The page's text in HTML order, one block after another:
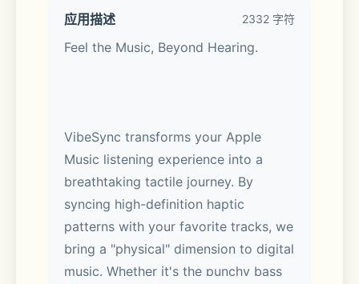
应用描述 2332 字符
Feel the Music, Beyond Hearing.
VibeSync transforms your Apple
Music listening experience into a
breathtaking tactile journey. By
syncing high-definition haptic
patterns with your favorite tracks, we
bring a "physical" dimension to digital
music. Whether it's the punchy bass